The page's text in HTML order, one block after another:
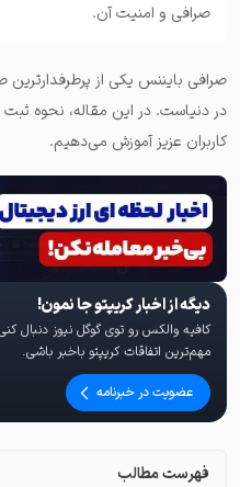
صرافی و امنیت آن.
صرافی بایننس یکی از
در دنیاست. در این مقاله، نحوه ثبت
کاربران عزیز آموزش می‌دهیم.
دیگه از اخبار کریپتو جا نمون!
کافیه والکس رو توی گوگل نیوز دنبال
مهم‌ترین اتفاقات کریپتو باخبر باشی.
عضویت در خبرنامه
فهرست مطالب